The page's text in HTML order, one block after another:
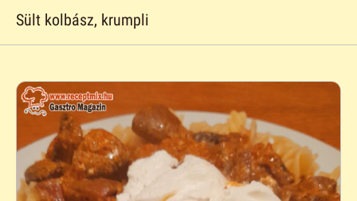
Sült kolbász, krumpli